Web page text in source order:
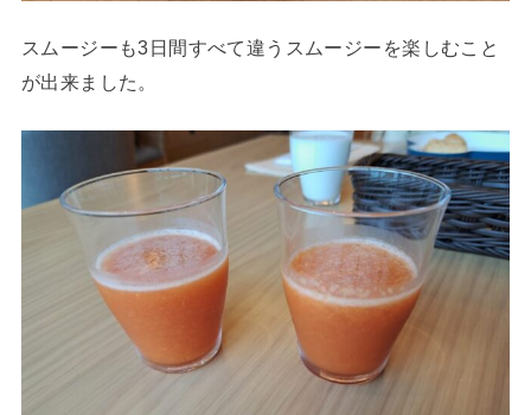
スムージーも3日間すべて違うスムージーを楽しむこと
が出来ました。